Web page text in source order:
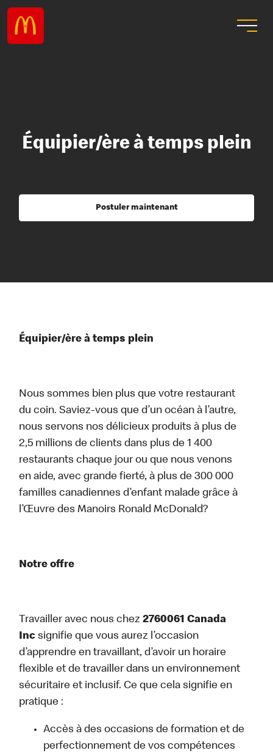
Équipier/ère à temps plein
Postuler maintenant
Équipier/ère à temps plein
Nous sommes bien plus que votre restaurant
du coin. Saviez-vous que d’un océan à l’autre,
nous servons nos délicieux produits à plus de
2,5 millions de clients dans plus de 1 400
restaurants chaque jour ou que nous venons
en aide, avec grande fierté, à plus de 300 000
familles canadiennes d’enfant malade grâce à
l’Œuvre des Manoirs Ronald McDonald?
Notre offre
Travailler avec nous chez2760061 Canada
Incsignifie que vous aurez l’occasion
d’apprendre en travaillant, d’avoir un horaire
flexible et de travailler dans un environnement
sécuritaire et inclusif. Ce que cela signifie en
pratique :
Accès à des occasions de formation et de
perfectionnement de vos compétences